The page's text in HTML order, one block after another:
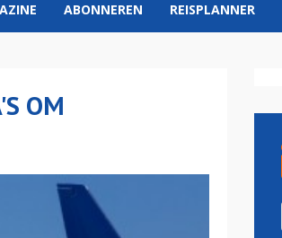
ABONNEREN REISPLANNER
OM